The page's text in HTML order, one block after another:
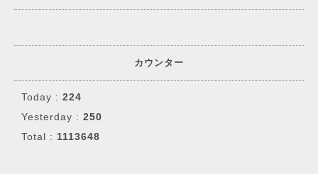
カウンター
Today : 224
Yesterday : 250
Total : 1113648